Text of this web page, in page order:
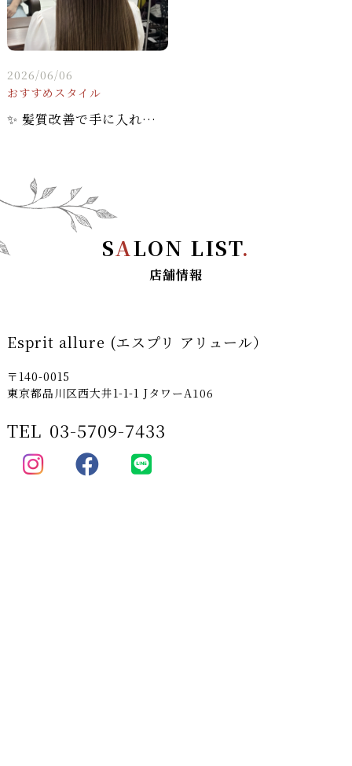
2026/06/06
おすすめスタイル
✨ 髪質改善で手に入れる、究極の「面」と「艶」。ワンレンロング×マットベージュ
SALON LIST.
店舗情報
Esprit allure (エスプリ アリュール）
〒140-0015
東京都品川区西大井1-1-1 JタワーA106
TEL 03-5709-7433